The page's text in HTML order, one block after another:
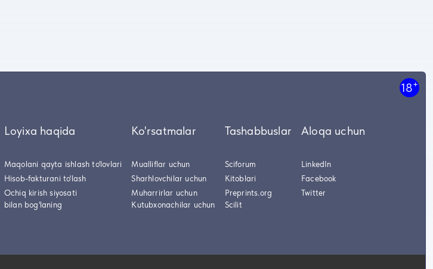
18+
Loyixa haqida
Maqolani qayta ishlash to'lovlari
Hisob-fakturani to'lash
Ochiq kirish siyosati
bilan bog'laning
Ko'rsatmalar
Mualliflar uchun
Sharhlovchilar uchun
Muharrirlar uchun
Kutubxonachilar uchun
Tashabbuslar
Sciforum
Kitoblari
Preprints.org
Scilit
Aloqa uchun
LinkedIn
Facebook
Twitter